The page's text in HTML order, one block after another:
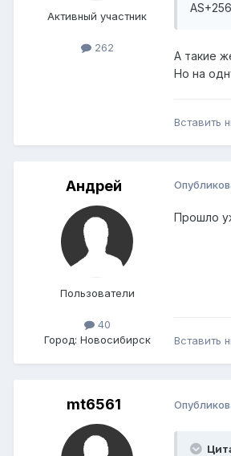
Активный участник
262
А такие
Но на
Вставить
Андрей
Пользователи
40
Город: Новосибирск
Прошло
Вставить
mt6561